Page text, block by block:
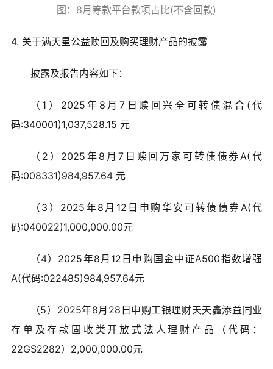
图：8月筹款平台款项占比(不含回款)
4. 关于满天星公益赎回及购买理财产品的披露
披露及报告内容如下：
（1）2025年8月7日赎回兴全可转债混合(代
码:340001)1,037,528.15 元
（2）2025年8月7日赎回万家可转债债券A(代
码:008331)984,957.64 元
（3）2025年8月12日申购华安可转债债券A(代
码:040022)1,000,000.00元
（4） 2025年8月12日申购国金中证A500指数增强
A(代码:022485)984,957.64元
（5） 2025年8月28日申购工银理财天天鑫添益同业
存单及存款固收类开放式法人理财产品（代码：
22GS2282）2,000,000.00元